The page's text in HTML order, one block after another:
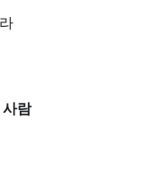
사람